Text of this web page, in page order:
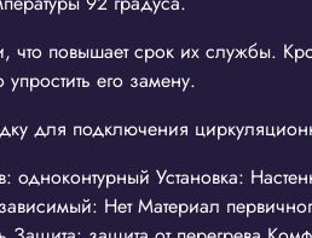
повышает срок их службы.
его замену.
для подключения
одноконтурный Установка:
Нет Материал